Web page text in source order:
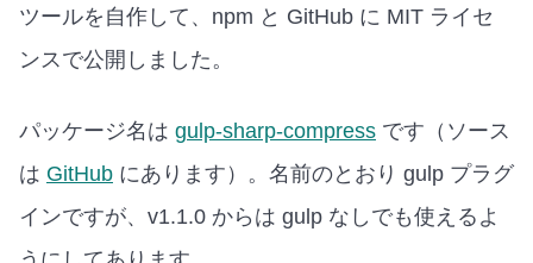
ツールを自作して、npm と GitHub に MIT ライセ
ンスで公開しました。
パッケージ名は gulp-sharp-compress です（ソース
は GitHub にあります）。名前のとおり gulp プラグ
インですが、v1.1.0 からは gulp なしでも使えるよ